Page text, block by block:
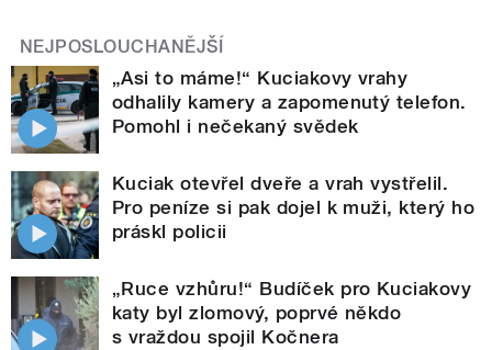
NEJPOSLOUCHANĚJŠÍ
„Asi to máme!“ Kuciakovy vrahy
odhalily kamery a zapomenutý telefon.
Pomohl i nečekaný svědek
Kuciak otevřel dveře a vrah vystřelil.
Pro peníze si pak dojel k muži, který ho
práskl policii
„Ruce vzhůru!“ Budíček pro Kuciakovy
katy byl zlomový, poprvé někdo
s vraždou spojil Kočnera